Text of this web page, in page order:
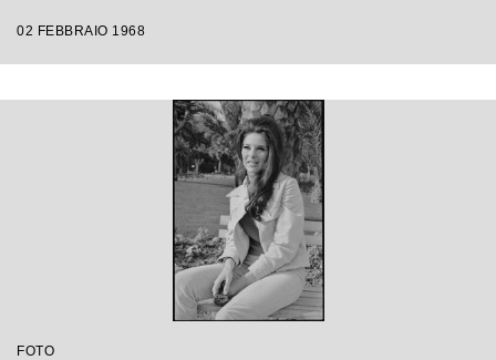
02 FEBBRAIO 1968
FOTO